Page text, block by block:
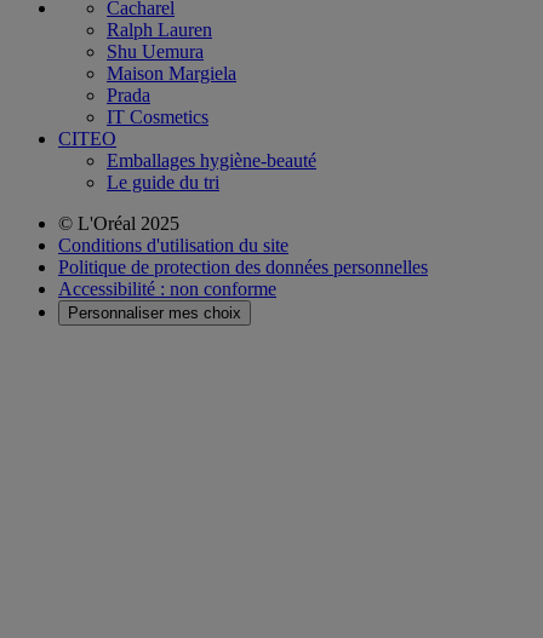
Cacharel
Ralph Lauren
Shu Uemura
Maison Margiela
Prada
IT Cosmetics
CITEO
Emballages hygiène-beauté
Le guide du tri
© L'Oréal 2025
Conditions d'utilisation du site
Politique de protection des données personnelles
Accessibilité : non conforme
Personnaliser mes choix